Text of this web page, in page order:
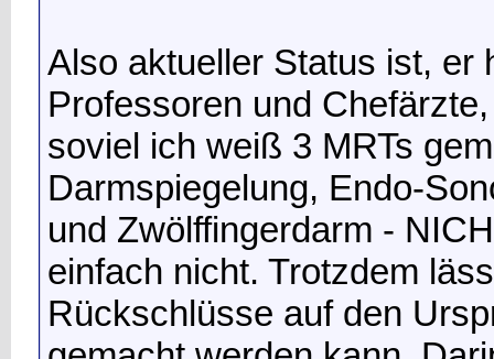
Also aktueller Status ist, er
Professoren und
soviel ich weiß 3 MRTs
Darmspiegelung, Endo-
und Zwölffingerdarm -
einfach nicht. Trotzdem
Rückschlüsse auf den